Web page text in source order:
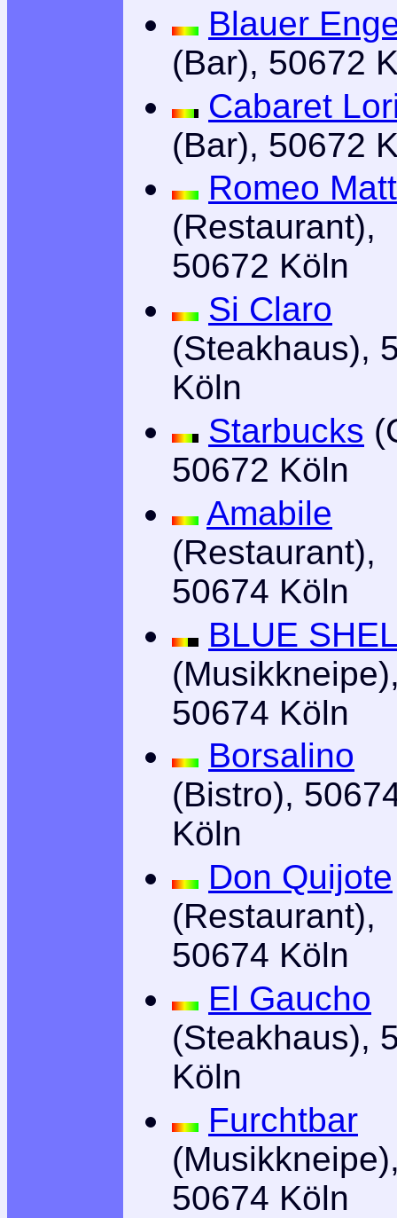
Blauer
(Bar), 50672
Cabaret
(Bar), 50672
Romeo
(Restaurant),
50672 Köln
Si Claro
(Steakhaus),
Köln
Starbucks
50672 Köln
Amabile
(Restaurant),
50674 Köln
BLUE
50674 Köln
Borsalino
(Bistro),
Köln
Don Quijote
(Restaurant),
50674 Köln
El Gaucho
(Steakhaus),
Köln
Furchtbar
50674 Köln